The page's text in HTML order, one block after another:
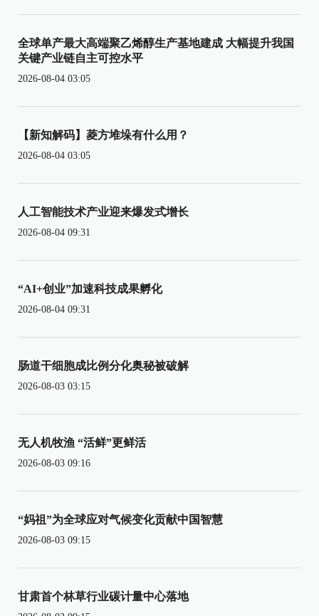
全球单产最大高端聚乙烯醇生产基地建成 大幅提升我国
关键产业链自主可控水平
2026-08-04 03:05
【新知解码】菱方堆垛有什么用？
2026-08-04 03:05
人工智能技术产业迎来爆发式增长
2026-08-04 09:31
“AI+创业”加速科技成果孵化
2026-08-04 09:31
肠道干细胞成比例分化奥秘被破解
2026-08-03 03:15
无人机牧渔 “活鲜”更鲜活
2026-08-03 09:16
“妈祖”为全球应对气候变化贡献中国智慧
2026-08-03 09:15
甘肃首个林草行业碳计量中心落地